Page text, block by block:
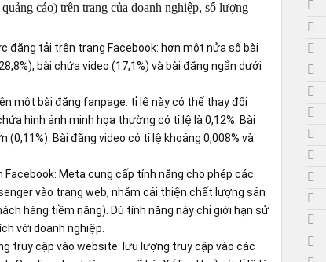
cáo) trên trang của doanh nghiệp, số lượng
đăng tải trên trang Facebook: hơn một nửa số bài
bài chứa video (17,1%) và bài đăng ngắn dưới
một bài đăng fanpage: tỉ lệ này có thể thay đổi
hình ảnh minh họa thường có tỉ lệ là 0,12%. Bài
Bài đăng video có tỉ lệ khoảng 0,008% và
Meta cung cấp tính năng cho phép các
vào trang web, nhằm cải thiện chất lượng sản
hàng tiềm năng). Dù tính năng này chỉ giới hạn sử
với doanh nghiệp.
truy cập vào website: lưu lượng truy cập vào các